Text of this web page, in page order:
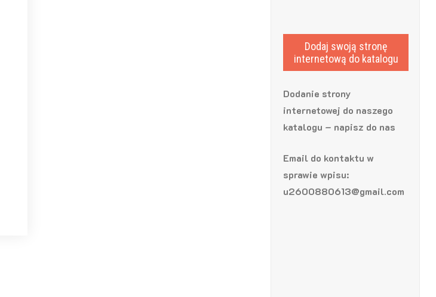
Dodaj swoją stronę
internetową do katalogu
Dodanie strony
internetowej do naszego
katalogu – napisz do nas
Email do kontaktu w
sprawie wpisu:
u2600880613@gmail.com